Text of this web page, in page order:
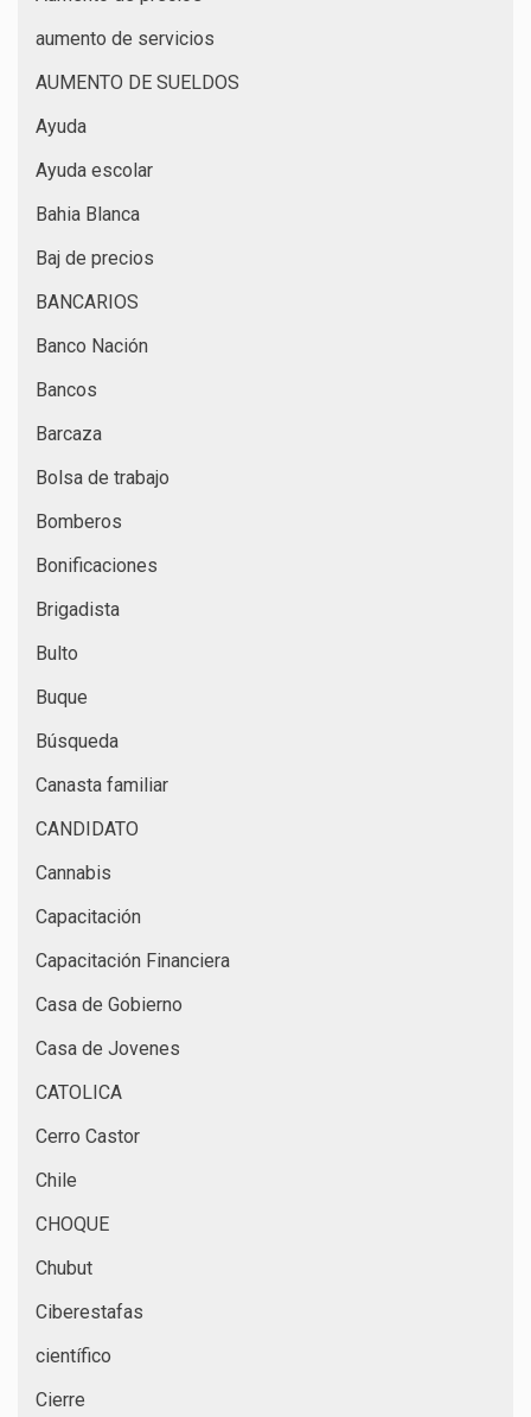
aumento de servicios
AUMENTO DE SUELDOS
Ayuda
Ayuda escolar
Bahia Blanca
Baj de precios
BANCARIOS
Banco Nación
Bancos
Barcaza
Bolsa de trabajo
Bomberos
Bonificaciones
Brigadista
Bulto
Buque
Búsqueda
Canasta familiar
CANDIDATO
Cannabis
Capacitación
Capacitación Financiera
Casa de Gobierno
Casa de Jovenes
CATOLICA
Cerro Castor
Chile
CHOQUE
Chubut
Ciberestafas
científico
Cierre